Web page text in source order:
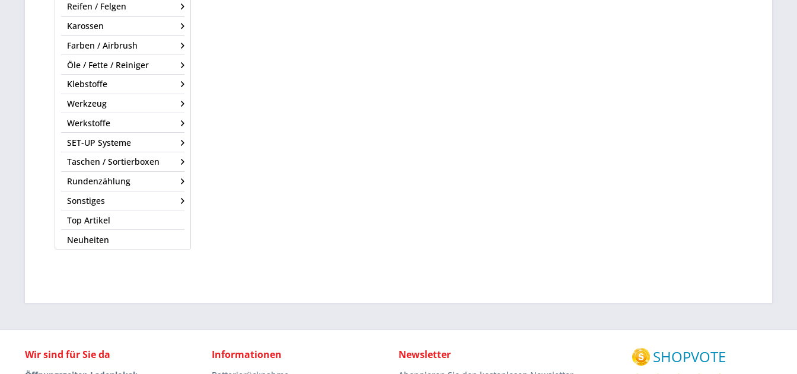
Reifen / Felgen
Karossen
Farben / Airbrush
Öle / Fette / Reiniger
Klebstoffe
Werkzeug
Werkstoffe
SET-UP Systeme
Taschen / Sortierboxen
Rundenzählung
Sonstiges
Top Artikel
Neuheiten
Wir sind für Sie da Informationen Newsletter